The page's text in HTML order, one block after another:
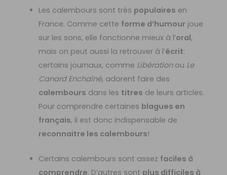
Les calembours sont très populaires en
France. Comme cette forme d’humour joue
sur les sons, elle fonctionne mieux à l’oral,
mais on peut aussi la retrouver à l’écrit:
certains journaux, comme Libérationou Le
Canard Enchaîné, adorent faire des
calembours dans les titres de leurs articles.
Pour comprendre certaines blagues en
français, il est donc indispensable de
reconnaitre les calembours!
Certains calembours sont assez faciles à
comprendre. D’autres sont plus difficiles à